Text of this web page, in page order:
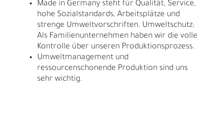
Made in Germany steht für Qualität, Service,
hohe Sozialstandards, Arbeitsplätze und
strenge Umweltvorschriften. Umweltschutz:
Als Familienunternehmen haben wir die volle
Kontrolle über unseren Produktionsprozess.
Umweltmanagement und
ressourcenschonende Produktion sind uns
sehr wichtig.